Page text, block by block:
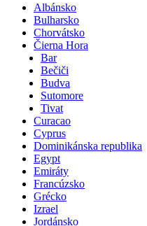
Albánsko
Bulharsko
Chorvátsko
Čierna Hora
Bar
Bečiči
Budva
Sutomore
Tivat
Curacao
Cyprus
Dominikánska republika
Egypt
Emiráty
Francúzsko
Grécko
Izrael
Jordánsko